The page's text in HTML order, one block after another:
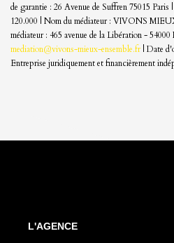
de garantie : 26 Avenue de Suffren 75015
120.000 | Nom du médiateur : VIVONS
médiateur : 465 avenue de la Libération -
mediation@vivons-mieux-ensemble.fr| Date
Entreprise juridiquement et financièrement
L'AGENCE